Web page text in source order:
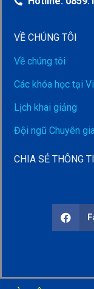
VỀ CHÚNG TÔI
Về chúng tôi
Các khóa học tại
Lịch khai giảng
Đội ngũ Chuyên
CHIA SẺ THÔNG